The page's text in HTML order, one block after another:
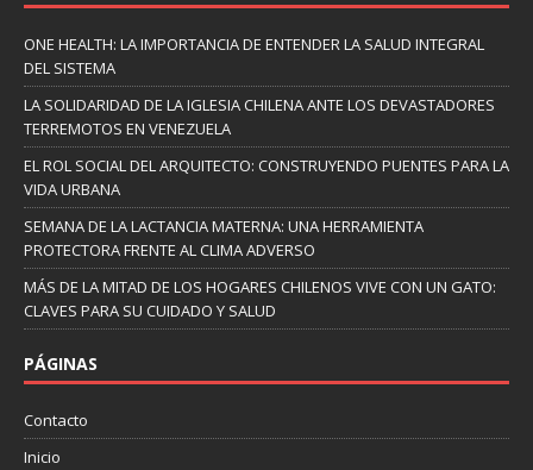
ONE HEALTH: LA IMPORTANCIA DE ENTENDER LA SALUD INTEGRAL
DEL SISTEMA
LA SOLIDARIDAD DE LA IGLESIA CHILENA ANTE LOS DEVASTADORES
TERREMOTOS EN VENEZUELA
EL ROL SOCIAL DEL ARQUITECTO: CONSTRUYENDO PUENTES PARA LA
VIDA URBANA
SEMANA DE LA LACTANCIA MATERNA: UNA HERRAMIENTA
PROTECTORA FRENTE AL CLIMA ADVERSO
MÁS DE LA MITAD DE LOS HOGARES CHILENOS VIVE CON UN GATO:
CLAVES PARA SU CUIDADO Y SALUD
PÁGINAS
Contacto
Inicio